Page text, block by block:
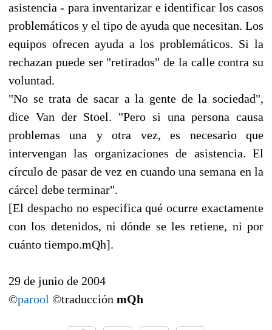
asistencia - para inventarizar e identificar los casos
problemáticos y el tipo de ayuda que necesitan. Los
equipos ofrecen ayuda a los problemáticos. Si la
rechazan puede ser "retirados" de la calle contra su
voluntad.
"No se trata de sacar a la gente de la sociedad",
dice Van der Stoel. "Pero si una persona causa
problemas una y otra vez, es necesario que
intervengan las organizaciones de asistencia. El
círculo de pasar de vez en cuando una semana en la
cárcel debe terminar".
[El despacho no especifica qué ocurre exactamente
con los detenidos, ni dónde se les retiene, ni por
cuánto tiempo.mQh].
29 de junio de 2004
©parool ©traducción mQh